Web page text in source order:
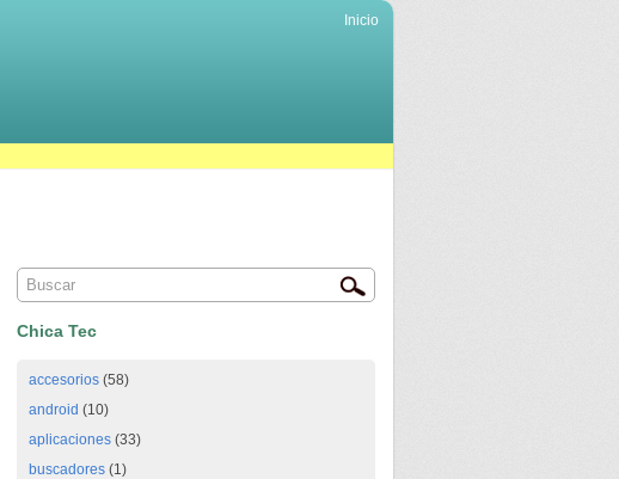
Inicio
Chica Tec
accesorios(58)
android (10)
aplicaciones(33)
buscadores(1)